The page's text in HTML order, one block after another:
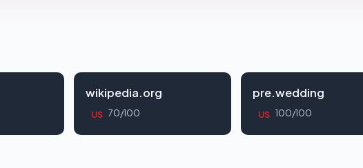
wikipedia.org
US 70/100
pre.wedding
US 100/100